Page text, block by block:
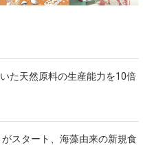
た天然原料の生産能力を10倍
スタート、海藻由来の新規食